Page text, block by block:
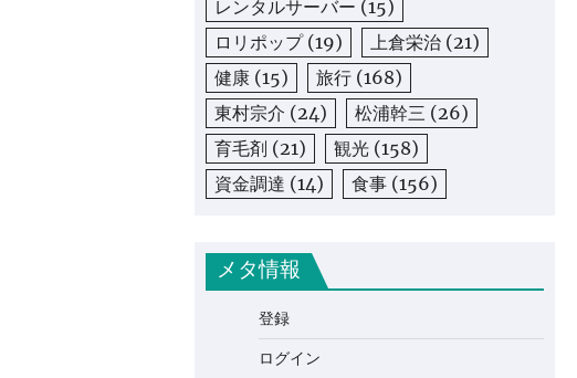
レンタルサーバー (15)
ロリポップ(19) 上倉栄治 (21)
健康 (15) 旅行 (168)
東村宗介 (24) 松浦幹三 (26)
育毛剤 (21) 観光 (158)
資金調達 (14) 食事 (156)
メタ情報
登録
ログイン